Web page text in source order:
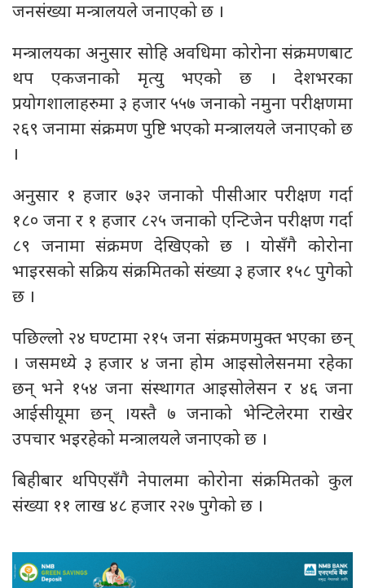
जनसंख्या मन्त्रालयले जनाएको छ ।
मन्त्रालयका अनुसार सोहि अवधिमा कोरोना संक्रमणबाट
थप एकजनाको मृत्‍यु भएको छ । देशभरका
प्रयोगशालाहरुमा ३ हजार ५५७ जनाको नमुना परीक्षणमा
२६९ जनामा संक्रमण पुष्टि भएको मन्त्रालयले जनाएको छ
।
अनुसार १ हजार ७३२ जनाको पीसीआर परीक्षण गर्दा
१८० जना र १ हजार ८२५ जनाको एन्टिजेन परीक्षण गर्दा
८९ जनामा संक्रमण देखिएको छ । योसँगै कोरोना
भाइरसको सक्रिय संक्रमितको संख्या ३ हजार १५८ पुगेको
छ ।
पछिल्लो २४ घण्टामा २१५ जना संक्रमणमुक्त भएका छन्
। जसमध्‍ये ३ हजार ४ जना होम आइसोलेसनमा रहेका
छन् भने १५४ जना संस्थागत आइसोलेसन र ४६ जना
आईसीयूमा छन् ।यस्तै ७ जनाको भेन्टिलेरमा राखेर
उपचार भइरहेको मन्त्रालयले जनाएको छ ।
बिहीबार थपिएसँगै नेपालमा कोरोना संक्रमितको कुल
संख्या ११ लाख ४८ हजार २२७ पुगेको छ ।